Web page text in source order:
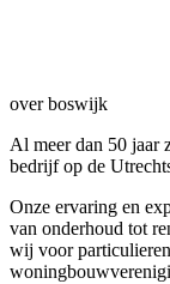
over boswijk
Al meer dan 50 jaar
bedrijf op de
Onze ervaring en
van onderhoud tot
wij voor